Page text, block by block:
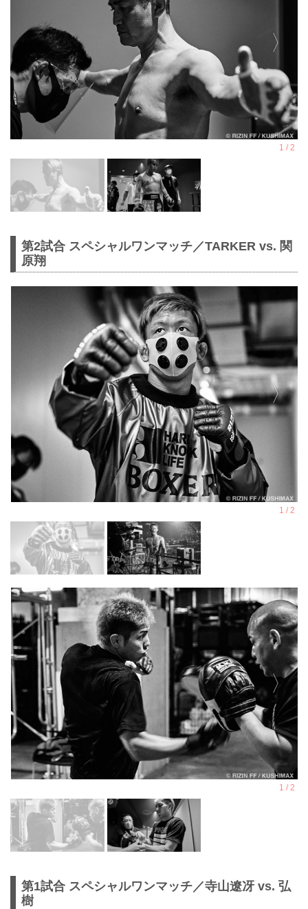
第2試合 スペシャルワンマッチ／TARKER vs. 関
原翔
第1試合 スペシャルワンマッチ／寺山遼冴 vs. 弘
樹